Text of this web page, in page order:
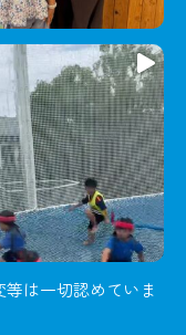
は一切認めていま